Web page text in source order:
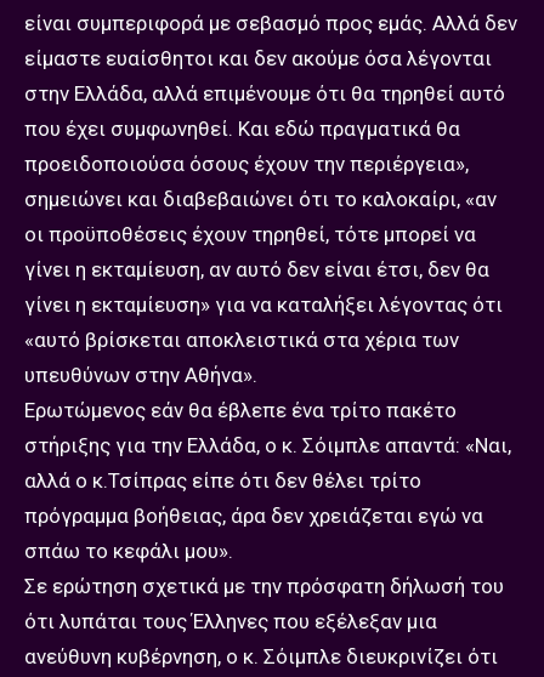
είναι συμπεριφορά με σεβασμό προς εμάς. Αλλά δεν
είμαστε ευαίσθητοι και δεν ακούμε όσα λέγονται
στην Ελλάδα, αλλά επιμένουμε ότι θα τηρηθεί αυτό
που έχει συμφωνηθεί. Και εδώ πραγματικά θα
προειδοποιούσα όσους έχουν την περιέργεια»,
σημειώνει και διαβεβαιώνει ότι το καλοκαίρι, «αν
οι προϋποθέσεις έχουν τηρηθεί, τότε μπορεί να
γίνει η εκταμίευση, αν αυτό δεν είναι έτσι, δεν θα
γίνει η εκταμίευση» για να καταλήξει λέγοντας ότι
«αυτό βρίσκεται αποκλειστικά στα χέρια των
υπευθύνων στην Αθήνα».
Ερωτώμενος εάν θα έβλεπε ένα τρίτο πακέτο
στήριξης για την Ελλάδα, ο κ. Σόιμπλε απαντά: «Ναι,
αλλά ο κ.Τσίπρας είπε ότι δεν θέλει τρίτο
πρόγραμμα βοήθειας, άρα δεν χρειάζεται εγώ να
σπάω το κεφάλι μου».
Σε ερώτηση σχετικά με την πρόσφατη δήλωσή του
ότι λυπάται τους Έλληνες που εξέλεξαν μια
ανεύθυνη κυβέρνηση, ο κ. Σόιμπλε διευκρινίζει ότι